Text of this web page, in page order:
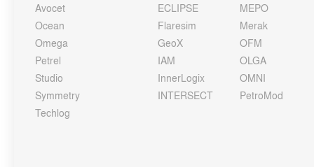
Avocet
Ocean
Omega
Petrel
Studio
Symmetry
Techlog
ECLIPSE
Flaresim
GeoX
IAM
InnerLogix
INTERSECT
MEPO
Merak
OFM
OLGA
OMNI
PetroMod